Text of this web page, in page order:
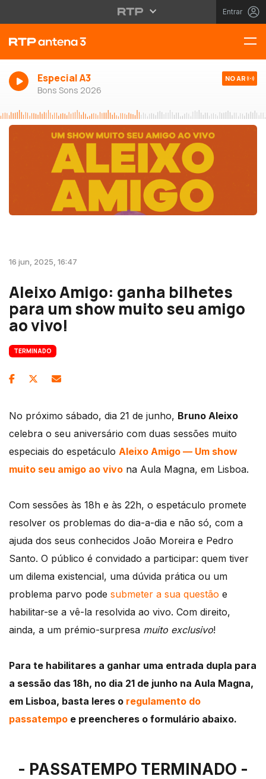
Entrar
Especial A3
Bons Sons 2026
NO AR
16 jun, 2025, 16:47
Aleixo Amigo: ganha bilhetes
para um show muito seu amigo
ao vivo!
TERMINADO
No próximo sábado, dia 21 de junho, Bruno Aleixo
celebra o seu aniversário com duas sessões muito
especiais do espetáculo Aleixo Amigo — Um show
muito seu amigo ao vivo na Aula Magna, em Lisboa.
Com sessões às 18h e às 22h, o espetáculo promete
resolver os problemas do dia-a-dia e não só, com a
ajuda dos seus conhecidos João Moreira e Pedro
Santo. O público é convidado a participar: quem tiver
um dilema existencial, uma dúvida prática ou um
problema parvo pode submeter a sua questão e
habilitar-se a vê-la resolvida ao vivo. Com direito,
ainda, a um prémio-surpresa muito exclusivo!
Para te habilitares a ganhar uma entrada dupla para
a sessão das 18h, no dia 21 de junho na Aula Magna,
em Lisboa, basta leres o regulamento do
passatempo e preencheres o formulário abaixo.
- PASSATEMPO TERMINADO -